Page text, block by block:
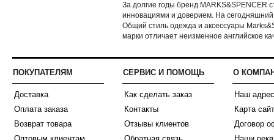
За долгие годы бренд MARKS&SPENCER
инновациями и доверием. На
Общий стиль одежда и аксессуары
марки отличает неизменное английское
ПОКУПАТЕЛЯМ
Доставка
Оплата заказа
Возврат товара
СЕРВИС И ПОМОЩЬ
Как сделать заказ
Контакты
Отзывы клиентов
О
Наш адрес
Карта
Договор